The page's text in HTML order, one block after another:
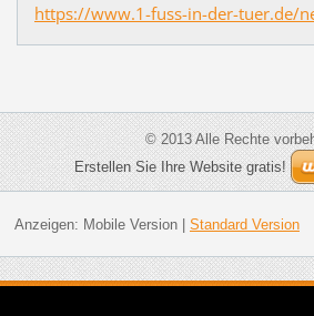
https://www.1-fuss-in-der-tuer.de/
© 2013 Alle Rechte
Erstellen Sie Ihre Website gratis!
Anzeigen: Mobile Version| Standard Version